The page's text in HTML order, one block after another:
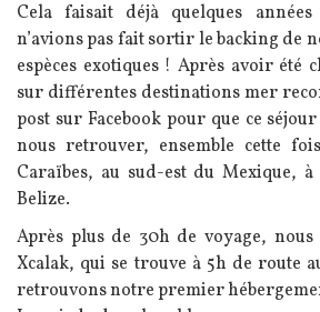
Cela faisait déjà quelques années
n’avions pas fait sortir le backing de
espèces exotiques ! Après avoir été
sur différentes destinations mer
post sur Facebook pour que ce
nous retrouver, ensemble cette
Caraïbes, au sud-est du Mexique,
Belize.
Après plus de 30h de voyage,
Xcalak, qui se trouve à 5h de route
retrouvons notre premier